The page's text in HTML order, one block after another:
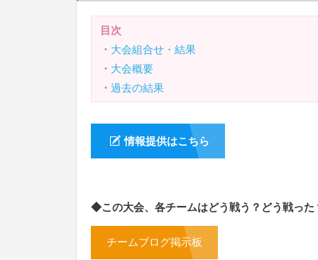
目次
・ 大会組合せ・結果
・ 大会概要
・ 過去の結果
情報提供はこちら
◆この大会、各チームはどう戦う？どう戦った
チームブログ掲示板